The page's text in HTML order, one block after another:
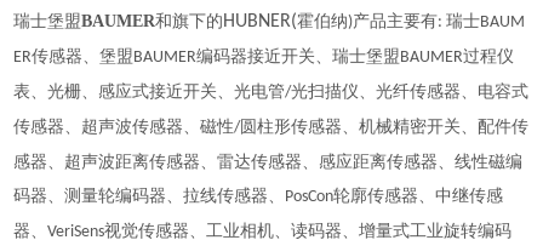
瑞士堡盟BAUMER和旗下的 HUBNER(霍伯纳)产品主要有:瑞士BAUM
ER传感器、堡盟BAUMER编码器接近开关、瑞士堡盟BAUMER过程仪
表、光栅、感应式接近开关、光电管/光扫描仪、光纤传感器、电容式
传感器、超声波传感器、磁性/圆柱形传感器、机械精密开关、配件传
感器、超声波距离传感器、雷达传感器、感应距离传感器、线性磁编
码器、测量轮编码器、拉线传感器、 PosCon轮廓传感器、中继传感
器、VeriSens视觉传感器、工业相机、读码器、增量式工业旋转编码